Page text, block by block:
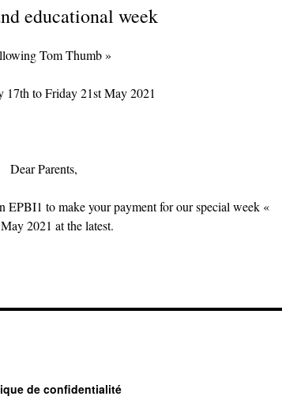
educational week
Tom Thumb »
17th to Friday 21st May 2021
Dear Parents,
EPBI1 to make your payment for our special week «
2021 at the latest.
de confidentialité